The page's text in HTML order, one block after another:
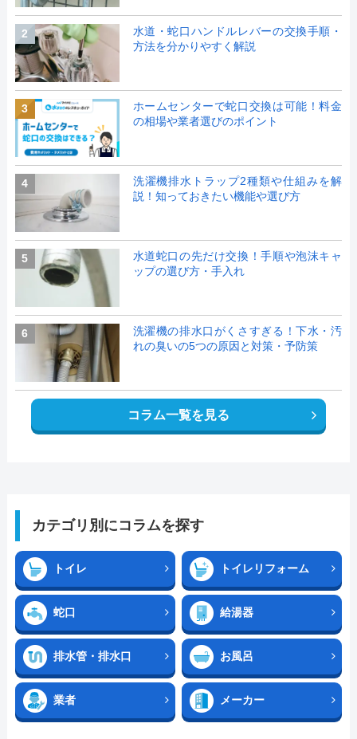
2
水道・蛇口ハンドルレバーの交換手順・
方法を分かりやすく解説
3
ホームセンターで蛇口交換は可能！料金
の相場や業者選びのポイント
4
洗濯機排水トラップ2種類や仕組みを解
説！知っておきたい機能や選び方
5
水道蛇口の先だけ交換！手順や泡沫キャ
ップの選び方・手入れ
6
洗濯機の排水口がくさすぎる！下水・汚
れの臭いの5つの原因と対策・予防策
コラム一覧を見る
カテゴリ別にコラムを探す
トイレ トイレリフォーム
蛇口 給湯器
排水管・排水口 お風呂
業者 メーカー